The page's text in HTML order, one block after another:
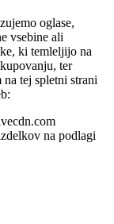
oglase,
vsebine ali
ki temleljijo na
ter
tej spletni strani
na podlagi